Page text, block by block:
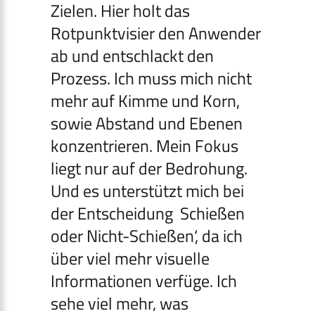
Zielen. Hier holt das
Rotpunktvisier den Anwender
ab und entschlackt den
Prozess. Ich muss mich nicht
mehr auf Kimme und Korn,
sowie Abstand und Ebenen
konzentrieren. Mein Fokus
liegt nur auf der Bedrohung.
Und es unterstützt mich bei
der Entscheidung ‚Schießen
oder Nicht-Schießen‘, da ich
über viel mehr visuelle
Informationen verfüge. Ich
sehe viel mehr, was